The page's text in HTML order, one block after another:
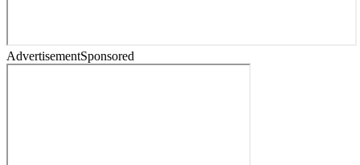
AdvertisementSponsored